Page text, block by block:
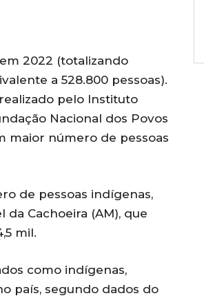
2022 (totalizando
a 528.800 pessoas).
pelo Instituto
Nacional dos Povos
maior número de pessoas
de pessoas indígenas,
da Cachoeira (AM), que
mil.
como indígenas,
país, segundo dados do